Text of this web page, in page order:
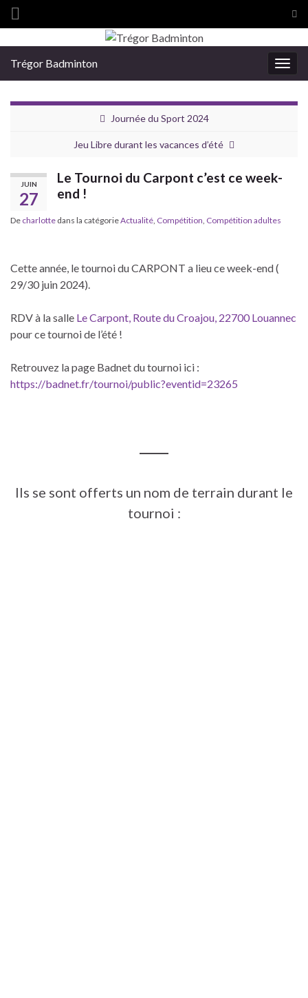
Search for:
Trégor Badminton
Journée du Sport 2024
Jeu Libre durant les vacances d’été
JUIN
27
Le Tournoi du Carpont c’est ce week-
end !
De charlotte dans la catégorieActualité Compétition Compétition adultes
Cette année, le tournoi du CARPONT a lieu ce week-end (
29/30 juin 2024).
RDV à la salle Le Carpont, Route du Croajou, 22700 Louannec
pour ce tournoi de l’été !
Retrouvez la page Badnet du tournoi ici :
https://badnet.fr/tournoi/public?eventid=23265
Ils se sont offerts un nom de terrain durant le
tournoi :